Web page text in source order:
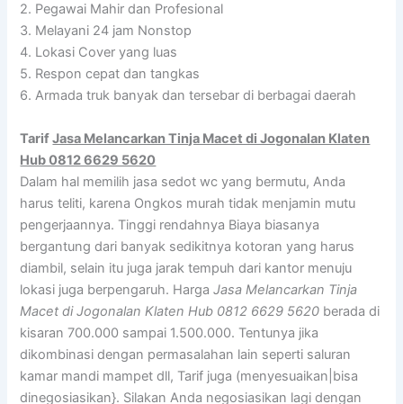
2. Pegawai Mahir dan Profesional
3. Melayani 24 jam Nonstop
4. Lokasi Cover yang luas
5. Respon cepat dan tangkas
6. Armada truk banyak dan tersebar di berbagai daerah
TarifJasa Melancarkan Tinja Macet di Jogonalan Klaten
Hub 0812 6629 5620
Dalam hal memilih jasa sedot wc yang bermutu, Anda
harus teliti, karena Ongkos murah tidak menjamin mutu
pengerjaannya. Tinggi rendahnya Biaya biasanya
bergantung dari banyak sedikitnya kotoran yang harus
diambil, selain itu juga jarak tempuh dari kantor menuju
lokasi juga berpengaruh. HargaJasa Melancarkan Tinja
Macet di Jogonalan Klaten Hub 0812 6629 5620 berada di
kisaran 700.000 sampai 1.500.000. Tentunya jika
dikombinasi dengan permasalahan lain seperti saluran
kamar mandi mampet dll, Tarif juga (menyesuaikan|bisa
dinegosiasikan}. Silakan Anda negosiasikan lagi dengan